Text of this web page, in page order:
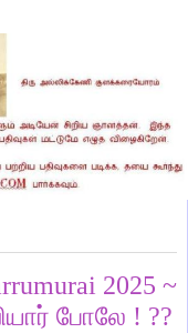
2025 ~
போலே ! ??